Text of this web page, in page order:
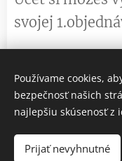
svojej
VYTVORIŤ
Používame cookies,
bezpečnosť našich
najlepšiu skúsenosť z
Prijať nevyhnutné